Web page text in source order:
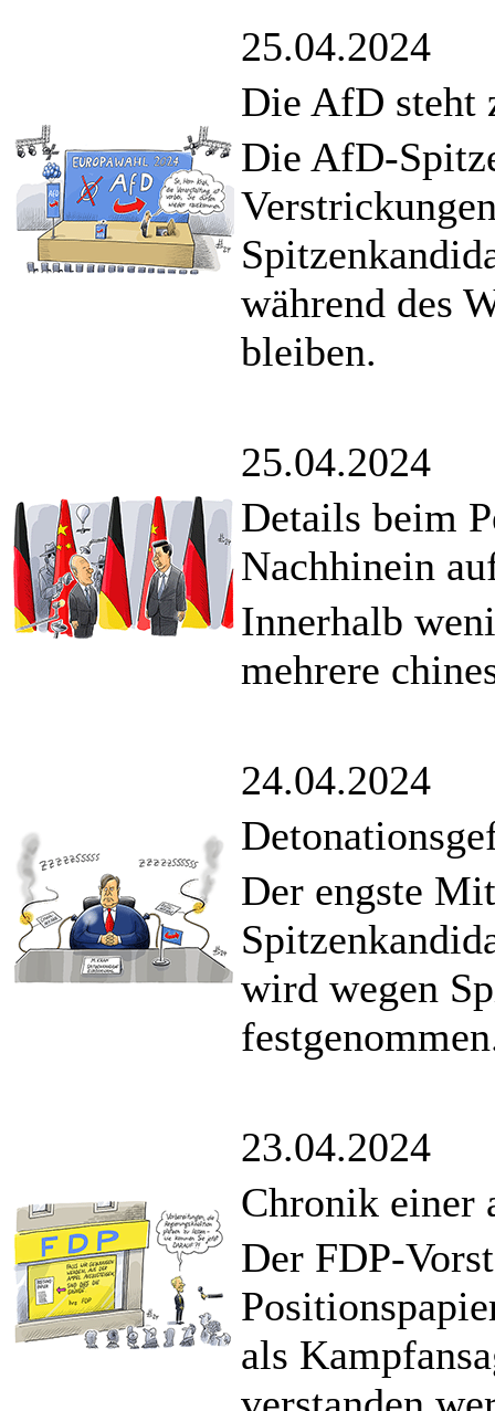
25.04.2024
Die AfD steht
Die AfD-
während des
bleiben.
25.04.2024
Details beim
Nachhinein
Innerhalb
mehrere
24.04.2024
Der engste
wird wegen
23.04.2024
Chronik einer
Der FDP-
als